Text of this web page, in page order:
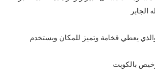
الجابر
يعطي فخامة وتميز للمكان ويستخدم
بالكويت